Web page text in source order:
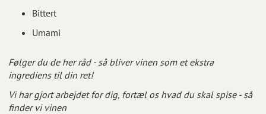
Bittert
Umami
Følger du de her råd - så bliver vinen som et ekstra
ingrediens til din ret!
Vi har gjort arbejdet for dig, fortæl os hvad du skal spise - så
finder vi vinen